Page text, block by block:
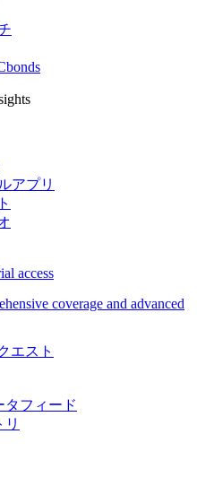
アプリ
access
coverage and advanced
エスト
タフィード